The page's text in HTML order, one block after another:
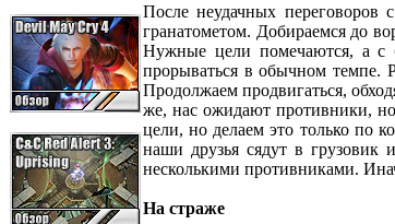
После неудачных переговоров
гранатометом. Добираемся до
Нужные цели помечаются, а с
прорываться в обычном темпе.
Продолжаем продвигаться,
же, нас ожидают противники,
цели, но делаем это только по
наши друзья сядут в грузовик
несколькими противниками.
На страже